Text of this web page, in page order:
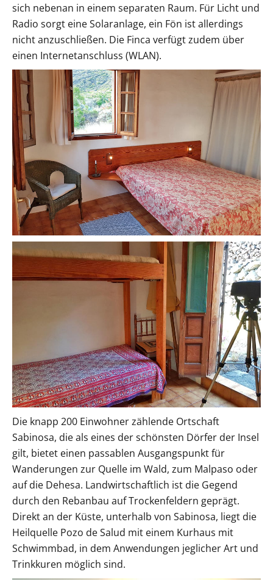
sich nebenan in einem separaten Raum. Für Licht und
Radio sorgt eine Solaranlage, ein Fön ist allerdings
nicht anzuschließen. Die Finca verfügt zudem über
einen Internetanschluss (WLAN).
Die knapp 200 Einwohner zählende Ortschaft
Sabinosa, die als eines der schönsten Dörfer der Insel
gilt, bietet einen passablen Ausgangspunkt für
Wanderungen zur Quelle im Wald, zum Malpaso oder
auf die Dehesa. Landwirtschaftlich ist die Gegend
durch den Rebanbau auf Trockenfeldern geprägt.
Direkt an der Küste, unterhalb von Sabinosa, liegt die
Heilquelle Pozo de Salud mit einem Kurhaus mit
Schwimmbad, in dem Anwendungen jeglicher Art und
Trinkkuren möglich sind.